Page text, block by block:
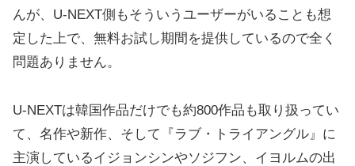
んが、U-NEXT側もそういうユーザーがいることも想
定した上で、無料お試し期間を提供しているので全く
問題ありません。
U-NEXTは韓国作品だけでも約800作品も取り扱ってい
て、名作や新作、そして『ラブ・トライアングル』に
主演しているイジョンシンやソジフン、イヨルムの出